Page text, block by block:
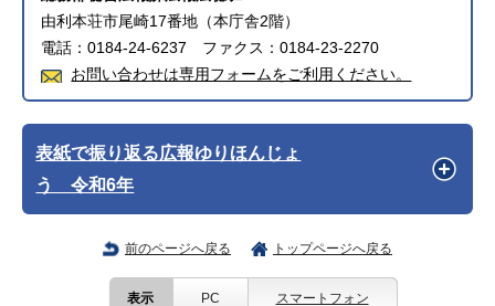
由利本荘市尾崎17番地（本庁舎2階）
電話：0184-24-6237 ファクス：0184-23-2270
お問い合わせは専用フォームをご利用ください。
表紙で振り返る広報ゆりほんじょ
う 令和6年
前のページへ戻る トップページへ戻る
表示 PC スマートフォン